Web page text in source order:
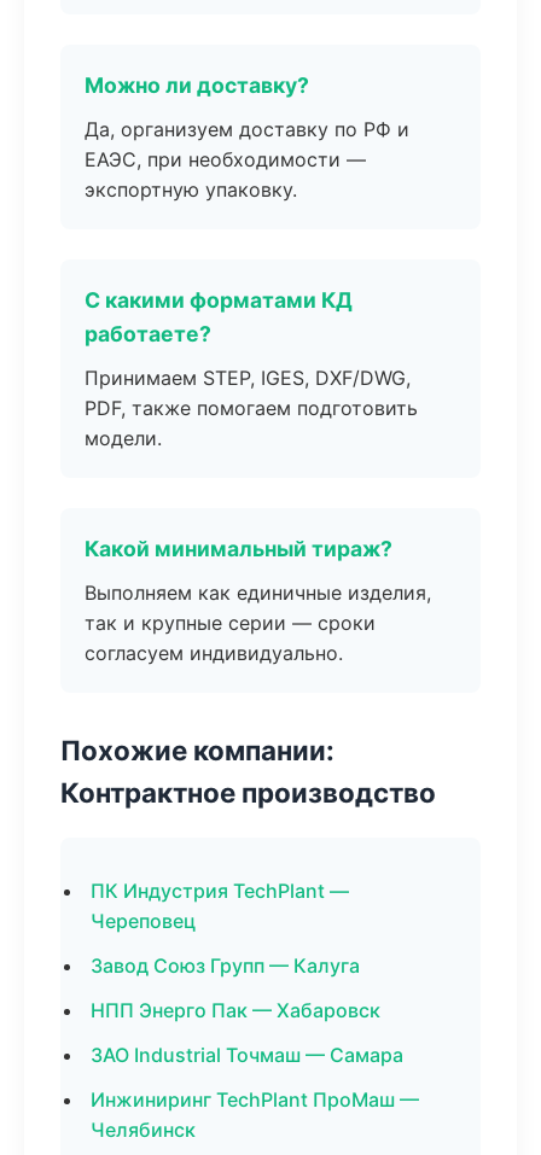
Можно ли доставку?
Да, организуем доставку по РФ и
ЕАЭС, при необходимости —
экспортную упаковку.
С какими форматами КД
работаете?
Принимаем STEP, IGES, DXF/DWG,
PDF, также помогаем подготовить
модели.
Какой минимальный тираж?
Выполняем как единичные изделия,
так и крупные серии — сроки
согласуем индивидуально.
Похожие компании:
Контрактное производство
ПК Индустрия TechPlant —
Череповец
Завод Союз Групп — Калуга
НПП Энерго Пак — Хабаровск
ЗАО Industrial Точмаш — Самара
Инжиниринг TechPlant ПроМаш —
Челябинск